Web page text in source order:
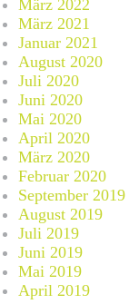
März 2022
März 2021
Januar 2021
August 2020
Juli 2020
Juni 2020
Mai 2020
April 2020
März 2020
Februar 2020
September 2019
August 2019
Juli 2019
Juni 2019
Mai 2019
April 2019